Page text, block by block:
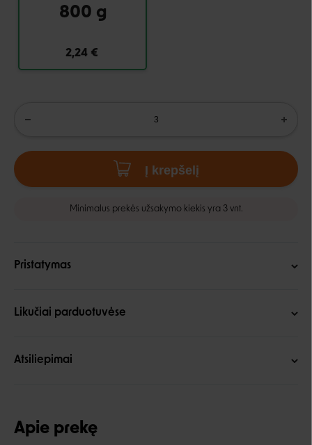
800 g
2,24 €
Į krepšelį
Minimalus prekės užsakymo kiekis yra 3 vnt.
Pristatymas
Likučiai parduotuvėse
Atsiliepimai
Apie prekę